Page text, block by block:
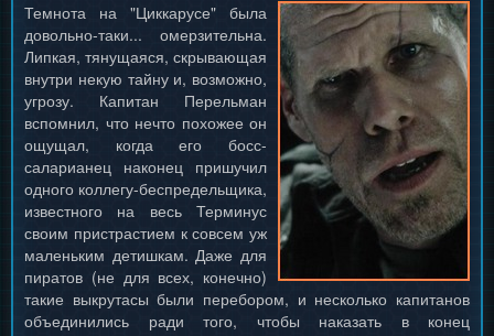
Темнота на "Циккарусе" была
довольно-таки... омерзительна.
Липкая, тянущаяся, скрывающая
внутри некую тайну и, возможно,
угрозу. Капитан Перельман
вспомнил, что нечто похожее он
ощущал, когда его босс-
саларианец наконец пришучил
одного коллегу-беспредельщика,
известного на весь Терминус
своим пристрастием к совсем уж
маленьким детишкам. Даже для
пиратов (не для всех, конечно)
такие выкрутасы были перебором, и несколько капитанов
объединились ради того, чтобы наказать в конец